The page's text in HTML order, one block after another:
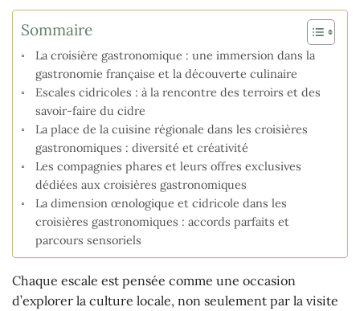
Sommaire
La croisière gastronomique : une immersion dans la
gastronomie française et la découverte culinaire
Escales cidricoles : à la rencontre des terroirs et des
savoir-faire du cidre
La place de la cuisine régionale dans les croisières
gastronomiques : diversité et créativité
Les compagnies phares et leurs offres exclusives
dédiées aux croisières gastronomiques
La dimension œnologique et cidricole dans les
croisières gastronomiques : accords parfaits et
parcours sensoriels
Chaque escale est pensée comme une occasion
d’explorer la culture locale, non seulement par la visite